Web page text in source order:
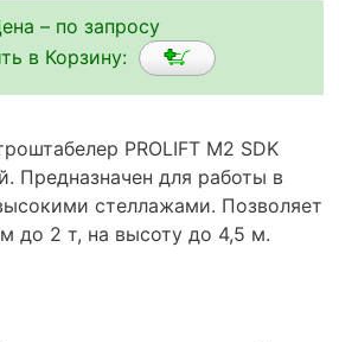
– по запросу
в Корзину:
PROLIFT M2 SDK
Предназначен для работы в
стеллажами. Позволяет
до 2 т, на высоту до 4,5 м.